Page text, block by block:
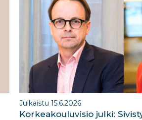
Julkaistu 15.6.2026
Korkeakouluvisio julki: